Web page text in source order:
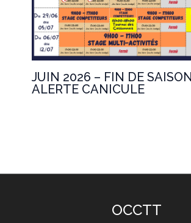
JUIN 2026 – FIN DE
ALERTE CANICULE
OCCTT